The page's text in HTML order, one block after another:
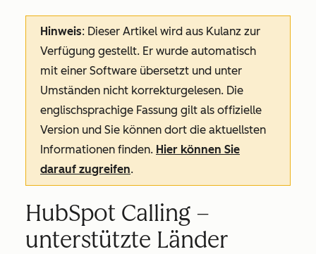
Hinweis: Dieser Artikel wird aus Kulanz zur
Verfügung gestellt. Er wurde automatisch
mit einer Software übersetzt und unter
Umständen nicht korrekturgelesen. Die
englischsprachige Fassung gilt als offizielle
Version und Sie können dort die aktuellsten
Informationen finden. Hier können Sie
darauf zugreifen.
HubSpot Calling –
unterstützte Länder